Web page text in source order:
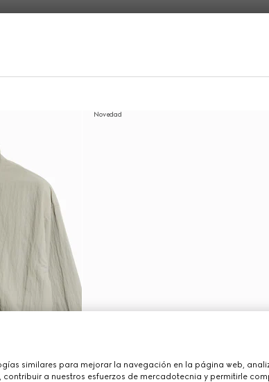
Novedad
similares para mejorar la navegación en la página web,
contribuir a nuestros esfuerzos de mercadotecnia y permitirle